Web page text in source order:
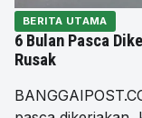
BERITA UTAMA
6 Bulan Pasca
Rusak